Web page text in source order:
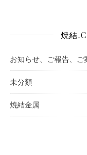
焼結
お知らせ、ご報告、ご
未分類
焼結金属